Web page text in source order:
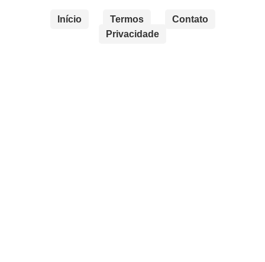
Início Termos
Contato
Privacidade